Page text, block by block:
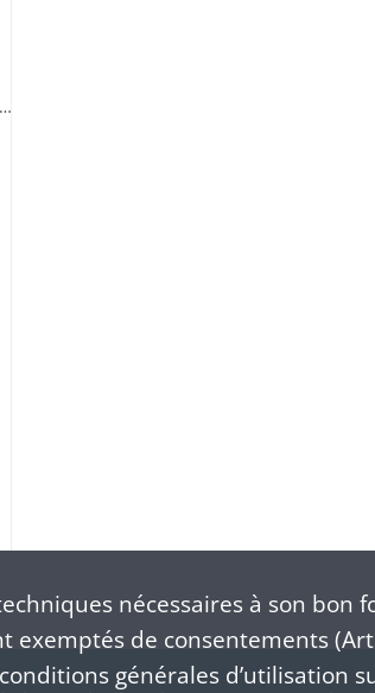
Union d'entr'aide et de solidarité des membres de l'Eglise de la Confession d'Augsbourg d'Alsace et de Lorraine : quote-part des cotisations : décomptes .
nécessaires à son bon
exemptés de consentements
générales d’utilisation